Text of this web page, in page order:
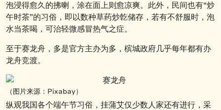
泡浸得愈久的拂喇，涂在面上则愈凉爽。此外，民间也有“炒
午时茶”的习俗，即以数种草药炒亁储存，若有不舒服时，泡
水当茶喝，可治轻微感冒热气之症。
至于赛龙舟，多是官方主办为多，槟城政府几乎每年都有办
龙舟竞渡。
（图片来源：Pixabay）
纵观我国各个端午节习俗，挂蒲艾仅少数人家还有进行，采